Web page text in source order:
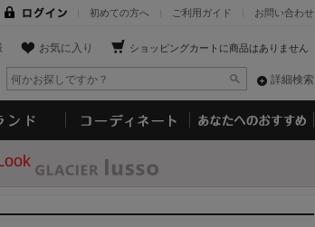
お問い合わせ
ご利用ガイド
初めての方へ
ショッピングカートに商品はありません
お気に入り
詳細検索